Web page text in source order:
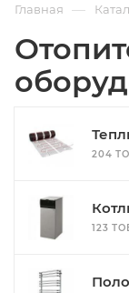
Главная —
204
123